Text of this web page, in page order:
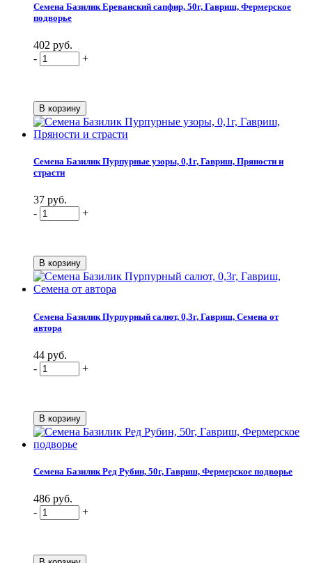
Семена Базилик Ереванский сапфир, 50г, Гавриш, Фермерское
подворье
402 руб.
-
+
Семена Базилик Пурпурные узоры, 0,1г, Гавриш, Пряности и
страсти
37 руб.
-
+
Семена Базилик Пурпурный салют, 0,3г, Гавриш, Семена от
автора
44 руб.
-
+
Семена Базилик Ред Рубин, 50г, Гавриш, Фермерское подворье
486 руб.
-
+